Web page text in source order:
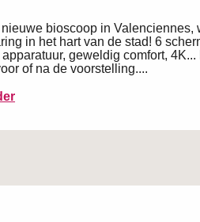
nieuwe bioscoop in
in het hart van de stad! 6
geweldig comfort,
of na de voorstelling....